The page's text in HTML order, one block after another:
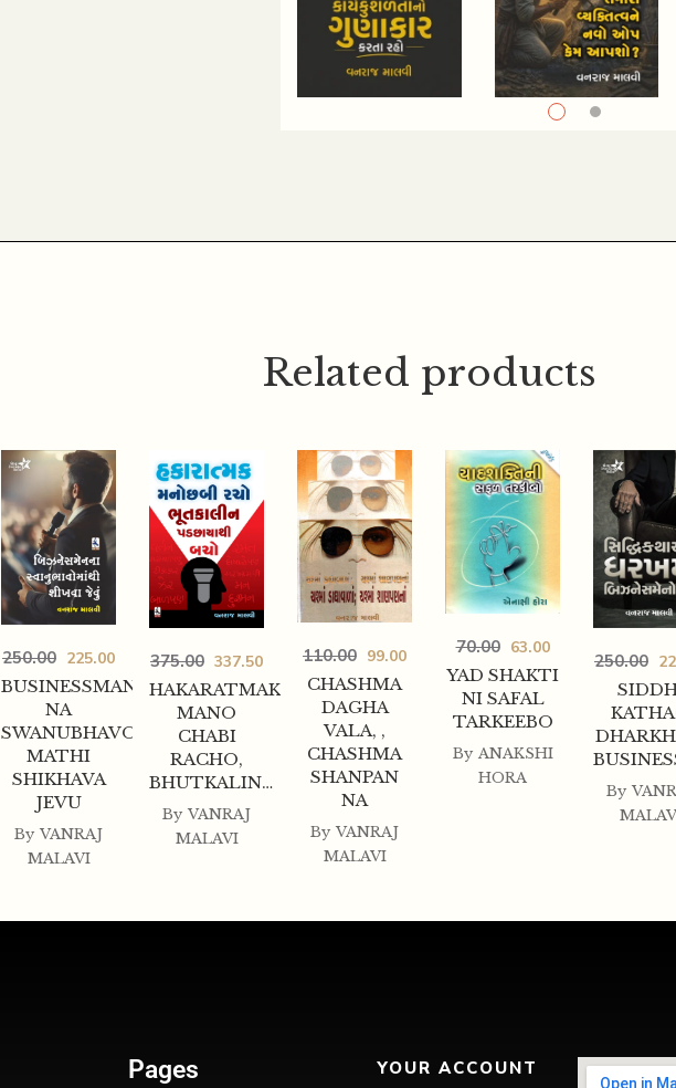
Related products
BUSINESSMAN
NA
SWANUBHAVO
MATHI
SHIKHAVA
JEVU
250.00 225.00
By VANRAJ
MALAVI
HAKARATMAK
MANO
CHABI
RACHO,
BHUTKALIN…
375.00 337.50
By VANRAJ
MALAVI
CHASHMA
DAGHA
VALA, ,
CHASHMA
SHANPAN
NA
110.00 99.00
By VANRAJ
MALAVI
YAD SHAKTI
NI SAFAL
TARKEEBO
70.00 63.00
By ANAKSHI
HORA
250.00
By
Pages YOUR ACCOUNT